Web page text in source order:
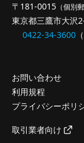
〒181-0015 （個別
東京都三鷹市大沢
0422-34-3600
お問い合わせ
利用規程
プライバシーポリ
取引業者向け